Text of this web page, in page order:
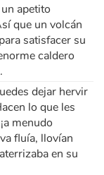
apetito
que un volcán
satisfacer su
caldero
dejar hervir
lo que les
menudo
fluía, llovían
en su